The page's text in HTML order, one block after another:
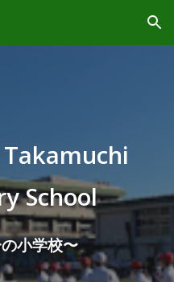
Skip to navigation
School
小学校〜